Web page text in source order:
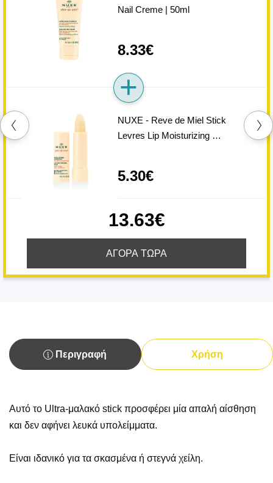
Nail Creme | 50ml
8.33€
NUXE - Reve de Miel Stick
Levres Lip Moisturizing …
5.30€
13.63€
ΑΓΟΡΑ ΤΩΡΑ
Περιγραφή Χρήση
Αυτό το Ultra-μαλακό stick προσφέρει μία απαλή αίσθηση
και δεν αφήνει λευκά υπολείμματα.
Είναι ιδανικό για τα σκασμένα ή στεγνά χείλη.